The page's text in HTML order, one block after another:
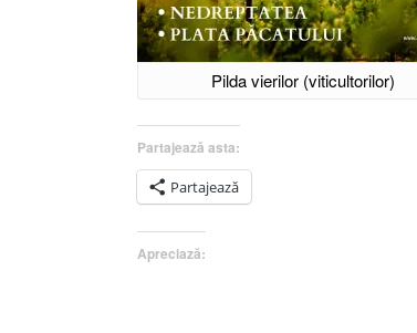
Pilda vierilor (viticultorilor)
Partajează asta:
Partajează
Apreciază: